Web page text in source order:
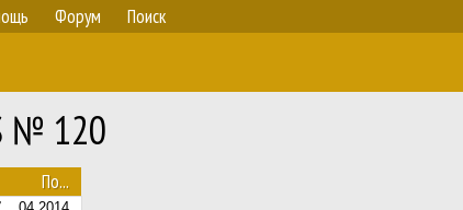
Форум Поиск
№ 120
По...